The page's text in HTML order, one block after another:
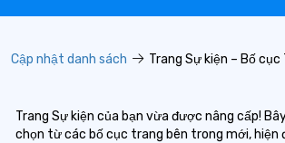
Cập nhật danh sách Trang Sự kiện – Bố cục
Trang Sự kiện của bạn vừa được nâng cấp!
chọn từ các bố cục trang bên trong mới, hiện